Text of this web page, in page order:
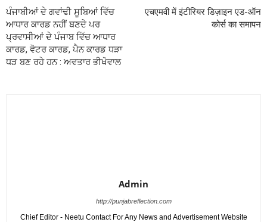
ਪੰਜਾਬੀਆਂ ਦੇ ਗਵਾਂਢੀ ਸੂਬਿਆਂ ਵਿੱਚ
ਆਧਾਰ ਕਾਰਡ ਨਹੀਂ ਬਣਦੇ ਪਰ
ਪ੍ਰਵਾਸੀਆਂ ਦੇ ਪੰਜਾਬ ਵਿੱਚ ਆਧਾਰ
ਕਾਰਡ, ਵੋਟਰ ਕਾਰਡ, ਪੈਨ ਕਾਰਡ ਧੜਾ
ਧੜ ਬਣ ਰਹੇ ਹਨ : ਅਵਤਾਰ ਭੀਖੋਵਾਲ
एचएमवी में इंटीरियर डिज़ाइन एड-ऑन
कोर्स का समापन
Admin
http://punjabreflection.com
Chief Editor - Neetu Contact For Any News and Advertisement Website